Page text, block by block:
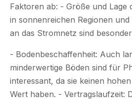
Faktoren ab: - Größe und Lage
in sonnenreichen Regionen
an das Stromnetz sind
- Bodenbeschaffenheit: Auch
minderwertige Böden sind für
interessant, da sie keinen
Wert haben. - Vertragslaufzeit: